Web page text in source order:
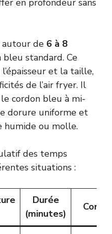
en profondeur sans
autour de 6 à 8
standard. Ce
et la taille,
de l’air fryer. Il
cordon bleu à mi-
dorure uniforme et
humide ou molle.
des temps
situations :
Durée
(minutes)